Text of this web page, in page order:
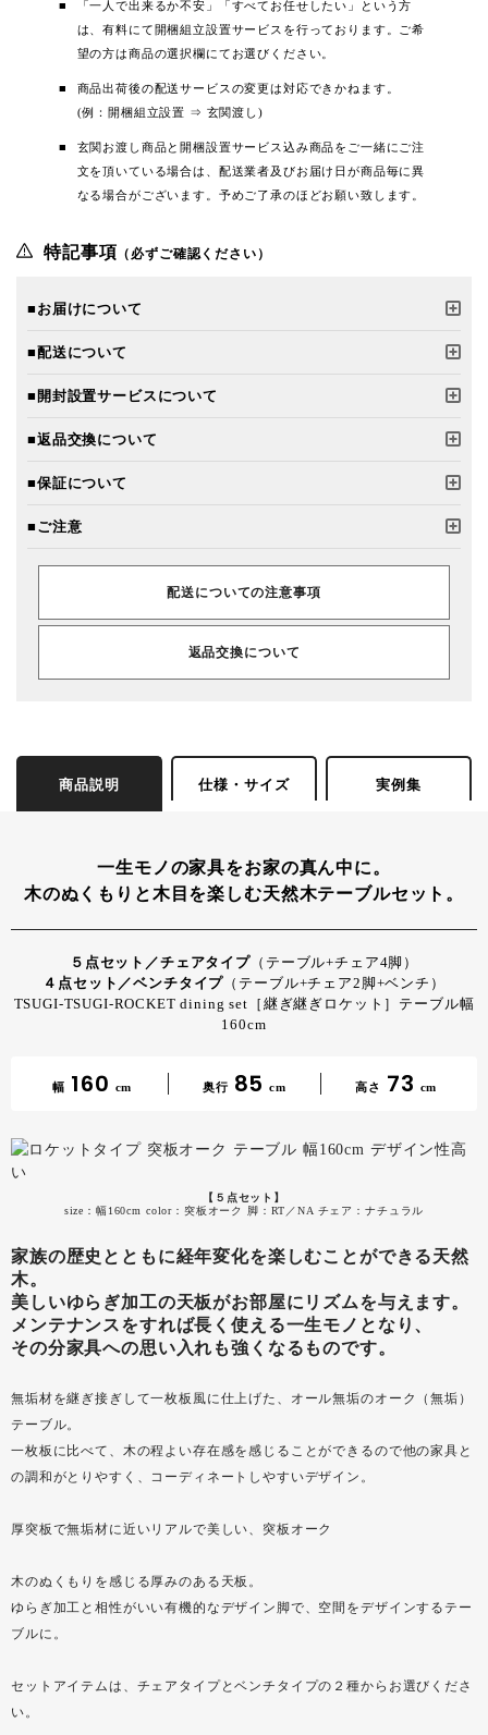
「一人で出来るか不安」「すべてお任せしたい」という方
は、有料にて開梱組立設置サービスを行っております。ご希
望の方は商品の選択欄にてお選びください。
商品出荷後の配送サービスの変更は対応できかねます。
(例：開梱組立設置 ⇒ 玄関渡し)
玄関お渡し商品と開梱設置サービス込み商品をご一緒にご注
文を頂いている場合は、配送業者及びお届け日が商品毎に異
なる場合がございます。予めご了承のほどお願い致します。
特記事項 （必ずご確認ください）
■お届けについて
■配送について
■開封設置サービスについて
■返品交換について
■保証について
■ご注意
配送についての注意事項
返品交換について
商品説明 仕様・サイズ 実例集
一生モノの家具をお家の真ん中に。
木のぬくもりと木目を楽しむ天然木テーブルセット。
５点セット／チェアタイプ （テーブル+チェア4脚）
４点セット／ベンチタイプ （テーブル+チェア2脚+ベンチ）
TSUGI-TSUGI-ROCKET dining set［継ぎ継ぎロケット］テーブル幅
160cm
幅 160 cm 奥行 85 cm 高さ 73 cm
【５点セット】
size：幅160cm color：突板オーク 脚：RT／NA チェア：ナチュラル
家族の歴史とともに経年変化を楽しむことができる天然
木。
美しいゆらぎ加工の天板がお部屋にリズムを与えます。
メンテナンスをすれば長く使える一生モノとなり、
その分家具への思い入れも強くなるものです。
無垢材を継ぎ接ぎして一枚板風に仕上げた、オール無垢のオーク（無垢）
テーブル。
一枚板に比べて、木の程よい存在感を感じることができるので他の家具と
の調和がとりやすく、コーディネートしやすいデザイン。
厚突板で無垢材に近いリアルで美しい、突板オーク
木のぬくもりを感じる厚みのある天板。
ゆらぎ加工と相性がいい有機的なデザイン脚で、空間をデザインするテー
ブルに。
セットアイテムは、チェアタイプとベンチタイプの２種からお選びくださ
い。